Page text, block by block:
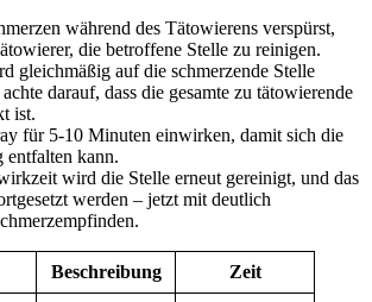
während des Tätowierens verspürst,
die betroffene Stelle zu reinigen.
gleichmäßig auf die schmerzende Stelle
darauf, dass die gesamte zu tätowierende
ist.
für 5-10 Minuten einwirken, damit sich die
kann.
wird die Stelle erneut gereinigt, und das
werden – jetzt mit deutlich
Beschreibung Zeit